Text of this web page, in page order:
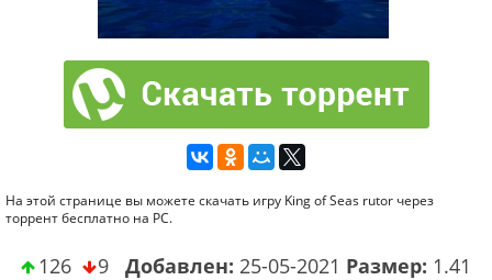
На этой странице вы можете скачать игру King of Seas rutor через
торрент бесплатно на PC.
126 9 Добавлен: 25-05-2021 Размер: 1.41